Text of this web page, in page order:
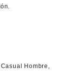
Hombre ,